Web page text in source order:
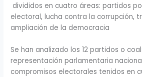
divididos en cuatro áreas: partidos
electoral, lucha contra la corrupción,
ampliación de la democracia
Se han analizado los 12 partidos o
representación parlamentaria
compromisos electorales tenidos en